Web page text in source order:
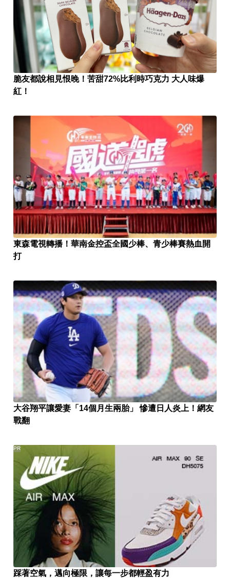
脆友都說相見恨晚！苦甜72%比利時巧克力 大人味爆
紅！
東森電視轉播！華南金控盃全國少棒、青少棒賽熱血開
打
大谷翔平讓愛妻「14個月生兩胎」 慘遭日人炎上！網友
戰翻
踩著空氣，邁向極限，讓每一步都輕盈有力
PR